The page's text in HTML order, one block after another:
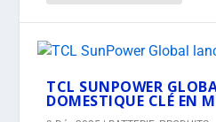
TCL SUNPOWER
DOMESTIQUE CLÉ EN